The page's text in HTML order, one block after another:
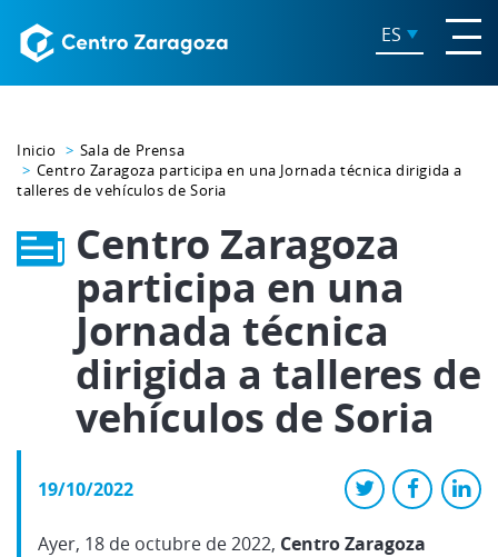
ES
Inicio
Sala de Prensa
Centro Zaragoza participa en una Jornada técnica dirigida a
talleres de vehículos de Soria
Centro Zaragoza
participa en una
Jornada técnica
dirigida a talleres de
vehículos de Soria
19/10/2022
Ayer, 18 de octubre de 2022, Centro Zaragoza